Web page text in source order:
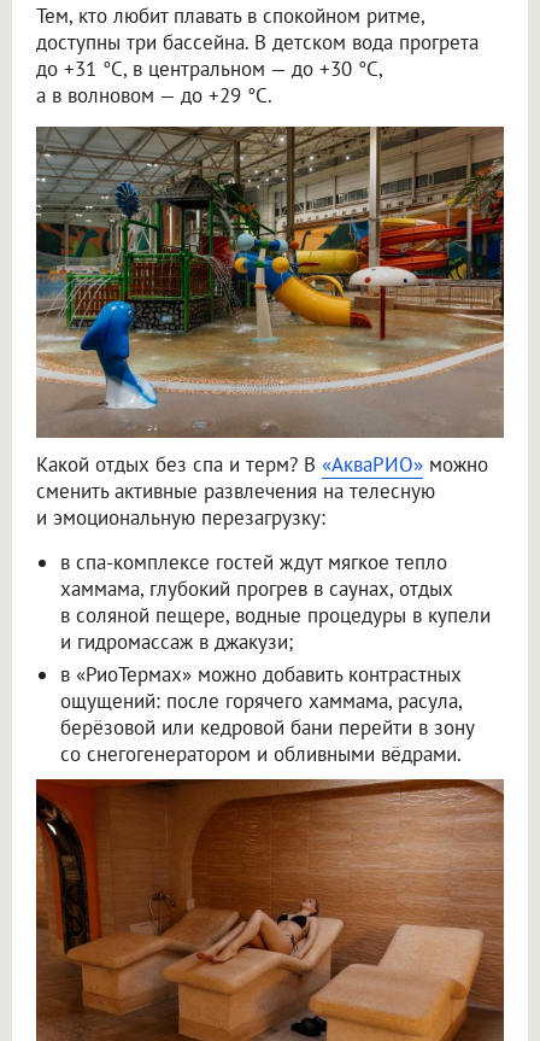
Тем, кто любит плавать в спокойном ритме,
доступны три бассейна. В детском вода прогрета
до +31 °C, в центральном — до +30 °C,
а в волновом — до +29 °C.
Какой отдых без спа и терм? В «АкваРИО» можно
сменить активные развлечения на телесную
и эмоциональную перезагрузку:
в спа-комплексе гостей ждут мягкое тепло
хаммама, глубокий прогрев в саунах, отдых
в соляной пещере, водные процедуры в купели
и гидромассаж в джакузи;
в «РиоТермах» можно добавить контрастных
ощущений: после горячего хаммама, расула,
берёзовой или кедровой бани перейти в зону
со снегогенератором и обливными вёдрами.